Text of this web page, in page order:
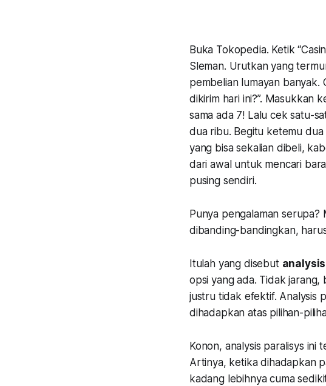
Buka Tokopedia. Ketik
Sleman. Urutkan yang
pembelian lumayan banyak.
dikirim hari ini?”. Masukkan
sama ada 7! Lalu cek satu-
dua ribu. Begitu ketemu
yang bisa sekalian dibeli,
dari awal untuk mencari
pusing sendiri.
Punya pengalaman
dibanding-bandingkan,
Itulah yang disebut
opsi yang ada. Tidak
justru tidak efektif. Analysis
dihadapkan atas pilihan-
Konon, analysis paralisys ini
Artinya, ketika dihadapkan
kadang lebihnya cuma